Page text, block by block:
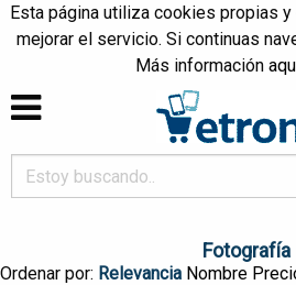
Esta página utiliza cookies propias
mejorar el servicio. Si continuas
Más información
Fotografía
Ordenar por: Relevancia Nombre